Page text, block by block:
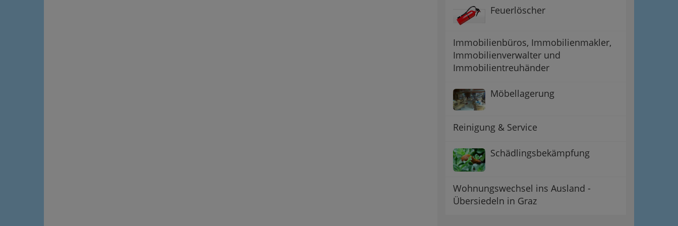
Feuerlöscher
Immobilienbüros, Immobilienmakler,
Immobilienverwalter und
Immobilientreuhänder
Möbellagerung
Reinigung & Service
Schädlingsbekämpfung
Wohnungswechsel ins Ausland -
Übersiedeln in Graz